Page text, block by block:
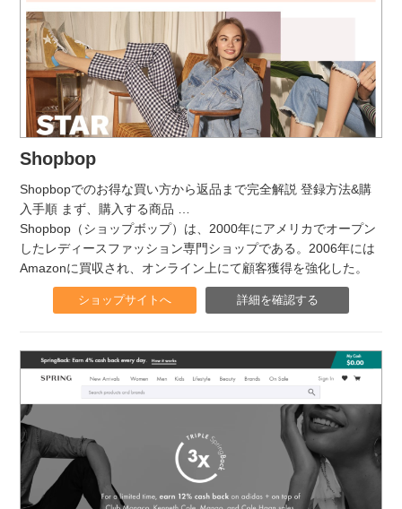
Shopbop
Shopbopでのお得な買い方から返品まで完全解説 登録方法&購
入手順 まず、購入する商品 …
Shopbop（ショップボップ）は、2000年にアメリカでオープン
したレディースファッション専門ショップである。2006年には
Amazonに買収され、オンライン上にて顧客獲得を強化した。
ショップサイトへ 詳細を確認する